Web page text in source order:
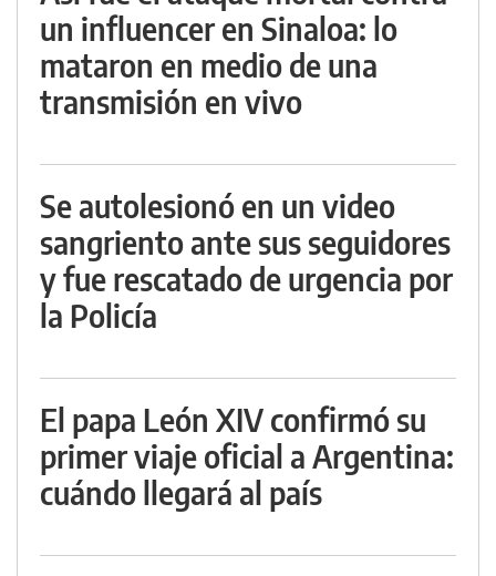
un influencer en Sinaloa: lo
mataron en medio de una
transmisión en vivo
Se autolesionó en un video
sangriento ante sus seguidores
y fue rescatado de urgencia por
la Policía
El papa León XIV confirmó su
primer viaje oficial a Argentina:
cuándo llegará al país